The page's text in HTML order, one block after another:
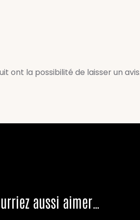
ont la possibilité de laisser un
aussi aimer…